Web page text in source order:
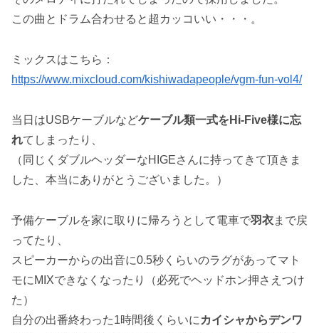
この曲とドラム合わせると超カッコいい・・・。
ミックスはこちら：
https://www.mixcloud.com/kishiwadapeople/vgm-fun-vol4/
当日はUSBケーブルなどケーブル類一式をHi-Five様に忘
れてしまったり、
（同じくダブルヘッダーなHIGEさんに持ってきて頂きま
した、本当にありがとうございました。）
予備ケーブルを家に取りに帰ろうとして電車で羽衣まで戻
ってたり、
スピーカーからの出音に0.5秒くらいのラグがあってマト
モにMIXできなくなったり（必死でヘッドホン押さえつけ
た）
自分の出番終わった1時間後くらいに カイシャからデンワ